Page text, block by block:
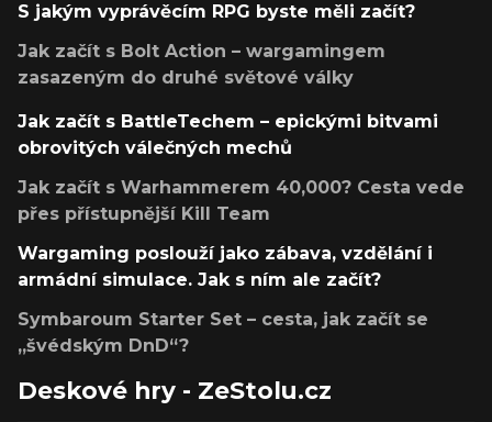
S jakým vyprávěcím RPG byste měli začít?
Jak začít s Bolt Action – wargamingem
zasazeným do druhé světové války
Jak začít s BattleTechem – epickými bitvami
obrovitých válečných mechů
Jak začít s Warhammerem 40,000? Cesta vede
přes přístupnější Kill Team
Wargaming poslouží jako zábava, vzdělání i
armádní simulace. Jak s ním ale začít?
Symbaroum Starter Set – cesta, jak začít se
„švédským DnD“?
Deskové hry - ZeStolu.cz